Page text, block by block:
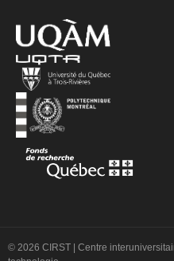
© 2026 CIRST | Centre